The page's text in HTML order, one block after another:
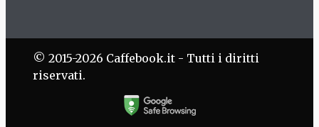
© 2015-2026 Caffebook.it - Tutti i diritti
riservati.